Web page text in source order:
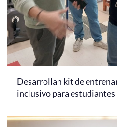
Desarrollan kit de
inclusivo para estudiantes